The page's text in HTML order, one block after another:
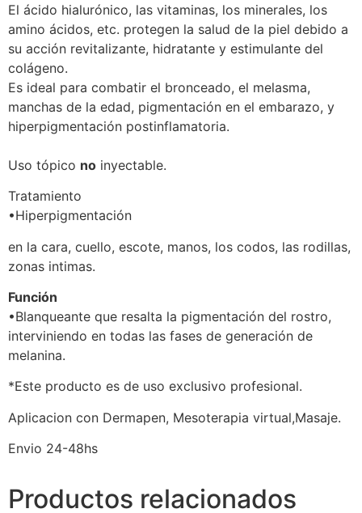
El ácido hialurónico, las vitaminas, los minerales, los
amino ácidos, etc. protegen la salud de la piel debido a
su acción revitalizante, hidratante y estimulante del
colágeno.
Es ideal para combatir el bronceado, el melasma,
manchas de la edad, pigmentación en el embarazo, y
hiperpigmentación postinflamatoria.
Uso tópico no inyectable.
Tratamiento
•Hiperpigmentación
en la cara, cuello, escote, manos, los codos, las rodillas,
zonas intimas.
Función
•Blanqueante que resalta la pigmentación del rostro,
interviniendo en todas las fases de generación de
melanina.
*Este producto es de uso exclusivo profesional.
Aplicacion con Dermapen, Mesoterapia virtual,Masaje.
Envio 24-48hs
Productos relacionados